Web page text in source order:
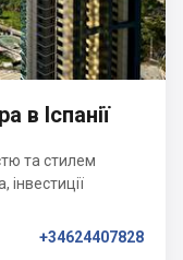
в Іспанії
та стилем
інвестиції
+34624407828